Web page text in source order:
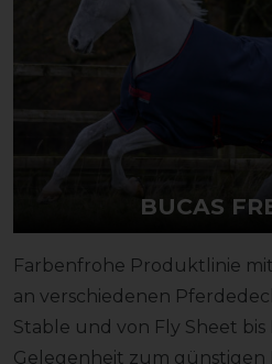
BUCAS
Farbenfrohe Produktlinie
an verschiedenen
Stable und von Fly Sheet
Gelegenheit zum günstigen